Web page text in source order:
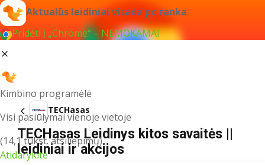
Aktualūs leidiniai visada po ranka
Pridėti į „Chrome“ – NEMOKAMAI
Kimbino programėlė
Visi pasiūlymai vienoje vietoje
(14,1 tūkst. atsiliepimų)
Atidarykite
TECHasas
TECHasas Leidinys kitos savaitės ||
leidiniai ir akcijos